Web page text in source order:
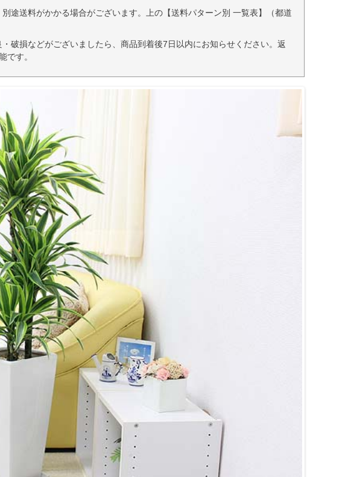
途送料がかかる場合がございます。上の【送料パターン別 一覧表】（都道
破損などがございましたら、商品到着後7日以内にお知らせください。返
です。